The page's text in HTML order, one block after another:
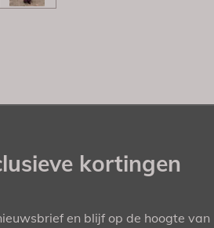
kortingen
en blijf op de hoogte van